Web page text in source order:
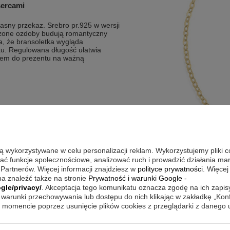
przekaz. Srebro pr.925 w wersji
ozdoby budują romantyczny
że bransoletka wygląda
Regulowana długość ułatwia
do prezentu na ważną
rocznicę
postawić na minimalizm i symbolikę.
w podobnym charakterze, aby
wygląda zarówno w codziennych
Taki detal potrafi subtelnie
wykorzystywane w celu personalizacji reklam. Wykorzystujemy pliki
funkcje społecznościowe, analizować ruch i prowadzić działania
Więcej informacji znajdziesz w polityce prywatności .
znaleźć także na stronie Prywatność i warunki Google -
privacy/ . Akceptacja tego komunikatu oznacza zgodę na ich
przechowywania lub dostępu do nich klikając w zakładkę
poprzez usunięcie plików cookies z przeglądarki z danego